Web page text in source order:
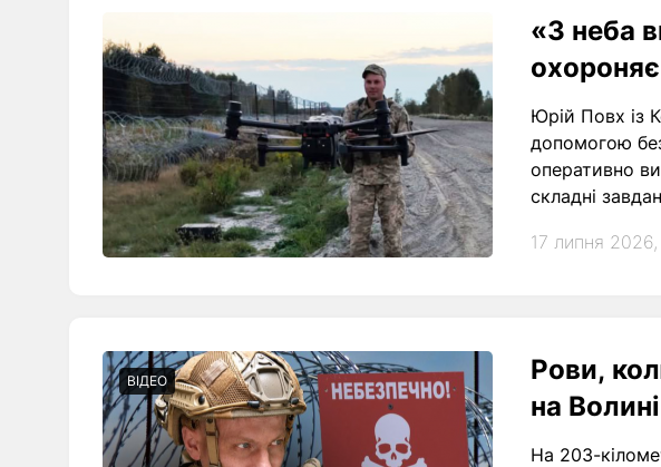
«З неба
Юрій Повх із
допомогою
оперативно
складні
17 липня
ВІДЕО
Рови,
на Волині
На 203-